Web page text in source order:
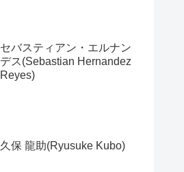
セバスティアン・エルナン
デス(Sebastian Hernandez
Reyes)
久保 龍助(Ryusuke Kubo)